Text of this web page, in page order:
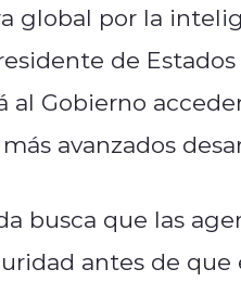
global por la
de
al Gobierno
avanzados
busca que las
antes de